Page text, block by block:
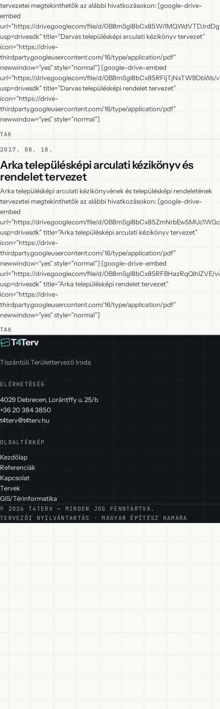
tervezetei megtekinthetők az alábbi hivatkozásokon: [google-drive-
embed
url=”https://drive.google.com/file/d/
usp=drivesdk” title=”Darvas településképi arculati kézikönyv tervezet”
icon=”https://drive-
thirdparty.googleusercontent.com/16/type/application/pdf”
newwindow=”yes” style=”normal”] [google-drive-embed
url=”https://drive.google.com/file/d/0B8mSgI8bCx85RFljTjNxTW9DbWs/
usp=drivesdk” title=”Darvas településképi rendelet tervezet”
icon=”https://drive-
thirdparty.googleusercontent.com/16/type/application/pdf”
newwindow=”yes” style=”normal”]
TAK
2017. 08. 18.
Arka településképi arculati kézikönyv és
rendelet tervezet
Arka településképi arculati kézikönyvének és településképi rendeletének
tervezetei megtekinthetők az alábbi hivatkozásokon: [google-drive-
embed
url=”https://drive.google.com/file/d/
usp=drivesdk” title=”Arka településképi arculati kézikönyv tervezet”
icon=”https://drive-
thirdparty.googleusercontent.com/16/type/application/pdf”
newwindow=”yes” style=”normal”] [google-drive-embed
url=”https://drive.google.com/file/d/0B8mSgI8bCx85RFBHazRqQlhlZVE/
usp=drivesdk” title=”Arka településképi rendelet tervezet”
icon=”https://drive-
thirdparty.googleusercontent.com/16/type/application/pdf”
newwindow=”yes” style=”normal”]
TAK
T4Terv
Tiszántúli Területtervező Iroda
ELÉRHETŐSÉG
4029 Debrecen, Lorántffy u. 25/b
+36 20 384 3850
t4terv@t4terv.hu
OLDALTÉRKÉP
Kezdőlap
Referenciák
Kapcsolat
Tervek
GIS/Térinformatika
© 2026 T4TERV — MINDEN JOG FENNTARTVA.
TERVEZŐI NYILVÁNTARTÁS · MAGYAR ÉPÍTÉSZ KAMARA